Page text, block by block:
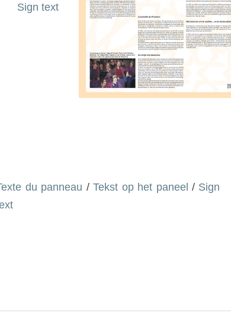
Sign text
du panneau /Tekst op het paneel / Sign